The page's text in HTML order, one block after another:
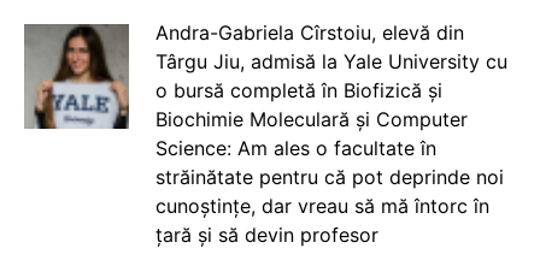
Andra-Gabriela Cîrstoiu, elevă din
Târgu Jiu, admisă la Yale University cu
o bursă completă în Biofizică și
Biochimie Moleculară și Computer
Science: Am ales o facultate în
străinătate pentru că pot deprinde noi
cunoștințe, dar vreau să mă întorc în
țară și să devin profesor